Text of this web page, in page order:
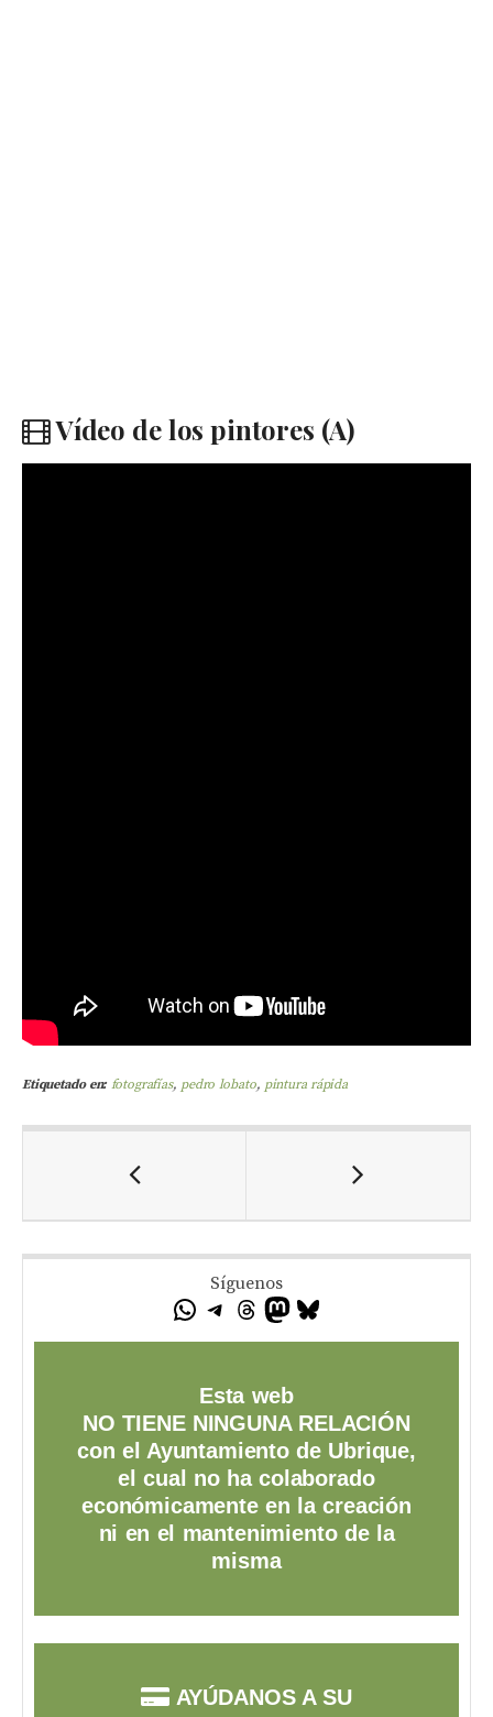
Vídeo de los pintores (A)
Etiquetado en: fotografías, pedro lobato, pintura rápida
Síguenos
Esta web
NO TIENE NINGUNA RELACIÓN
con el Ayuntamiento de Ubrique,
el cual no ha colaborado
económicamente en la creación
ni en el mantenimiento de la
misma
AYÚDANOS A SU